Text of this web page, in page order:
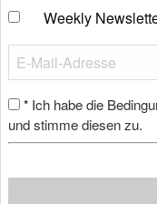
Weekly
* Ich habe die
und stimme diesen zu.